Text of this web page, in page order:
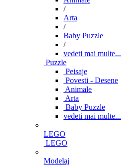
/
Arta
/
Baby Puzzle
/
vedeti mai multe...
Puzzle
Peisaje
Povesti - Desene
Animale
Arta
Baby Puzzle
vedeti mai multe...
LEGO
LEGO
Modelaj